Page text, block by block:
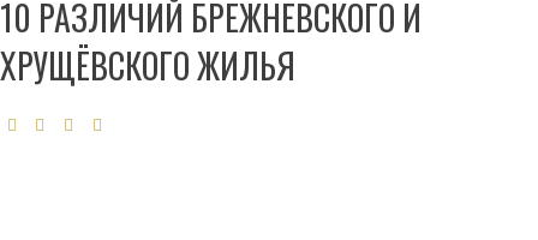
10 РАЗЛИЧИЙ БРЕЖНЕВСКОГО И
ХРУЩЁВСКОГО ЖИЛЬЯ